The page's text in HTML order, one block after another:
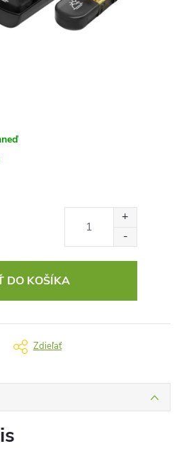
DO KOŠÍKA
Zdieľať